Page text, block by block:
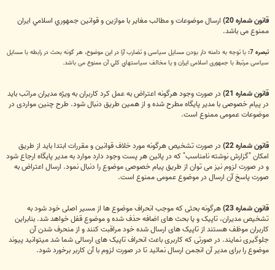
قانون شماره 20)
ارسال موضوعات و مطالب مغایر با موازین و قوانين جمهوري اسلامي ایران
ممنوع می باشد.
تبصره 7:
با توجه به دامنه دار بودن مسایل سیاسی و تضارب آرا در این موضوع، هر گونه بحث در رابطه با مسایل
سیاسی مرتبط با جمهوری اسلامی ایران و يا مخالف سياستهاي کلي آن ممنوع می باشد.
قانون شماره 21)
در صورت وجود هرگونه اعتراض به عمل کرد کاربران به ویژه مدیران مراتب باید
در پیام خصوصی با مدیر پایگاه مطرح شده و از همین طریق دنبال شود. طرح چنین مواردی در
موضوعات عمومی ممنوع است.
قانون شماره 22)
در صورت تشخیص هرگونه مورد خلاف قوانین و مقررات ابتدا باید از طریق
امکان "گزارش نوشته نامناسب" که در پائین هر پست وجود دارد موارد به مدیر پایگاه ارجاع شود
و در صورت لزوم نیز می توان از طریق پیام خصوصی موضوع را دنبال نمود. ارسال اعتراض به
صورت پاسخ آن ارسال در موضوع عمومی ممنوع است.
قانون شماره 23)
هرگونه بحثی‌ که موجب انحراف موضوع ها از مسیر اصلی‌ خود شود به
تشخیص مدیران، تاپیک و یا بحث های اضافه حذف شده و موضوع قفل خواهد شد. بنابراین
کاربران موظف هستند از تاپیک های ارسال شده خود مراقبت کنند و از منحرف شدن آن
جلوگیری نمایند. در صورتی‌ که کاربری باعث انحراف تاپیک های ارسالی‌ شما شد میتوانید پیوند
موضوع را برای مدیر آن انجمن ارسال نمائید تا در صورت لزوم با آن کاربر برخورد شود.